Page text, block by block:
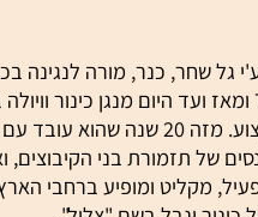
כנר, מורה לנגינה בכינור
כשבגר בחר להפוך את אהבתו למקצוע. מזה
בני הקיבוצים, ואף